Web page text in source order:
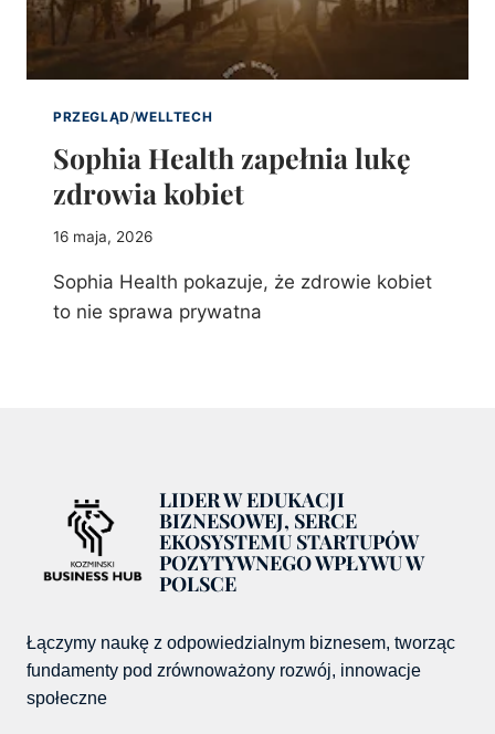
PRZEGLĄD /WELLTECH
Sophia Health zapełnia lukę
zdrowia kobiet
16 maja, 2026
Sophia Health pokazuje, że zdrowie kobiet
to nie sprawa prywatna
LIDER W EDUKACJI
BIZNESOWEJ, SERCE
EKOSYSTEMU STARTUPÓW
POZYTYWNEGO WPŁYWU W
POLSCE
Łączymy naukę z odpowiedzialnym biznesem, tworząc
fundamenty pod zrównoważony rozwój, innowacje
społeczne